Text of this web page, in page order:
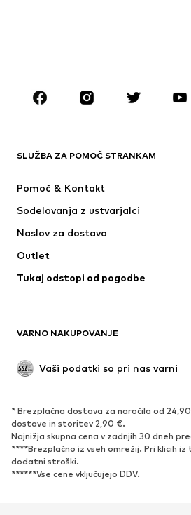
Dodatki
Premium
Novo
Perilo
Plašči
Kopalke & Kopalna moda
'Upcycling'
Novo
Superge
Čevlji z visoko peto
Sandali
SLUŽBA ZA POMOČ STRANKAM
Pomoč & Kontakt
Sodelovanja z ustvarjalci
Naslov za dostavo
Outlet
Tukaj odstopi od pogodbe
VARNO NAKUPOVANJE
Vaši podatki so pri nas varni
* Brezplačna dostava za naročila od
dostave in storitev 2,90 €.
Najnižja skupna cena v zadnjih 30 dneh
****Brezplačno iz vseh omrežij. Pri klicih
dodatni stroški.
******Vse cene vključujejo DDV.